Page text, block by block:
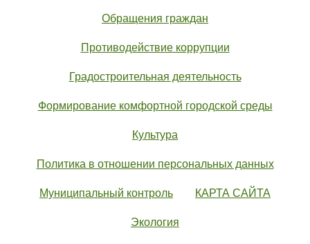
Обращения граждан
Противодействие коррупции
Градостроительная деятельность
Формирование комфортной городской среды
Культура
Политика в отношении персональных данных
Муниципальный контроль КАРТА САЙТА
Экология